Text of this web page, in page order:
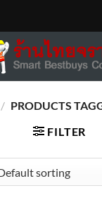
/ PRODUCTS
FILTER